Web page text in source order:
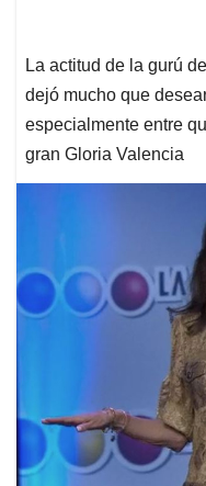
La actitud de la gurú
dejó mucho que
especialmente entre
gran Gloria Valencia